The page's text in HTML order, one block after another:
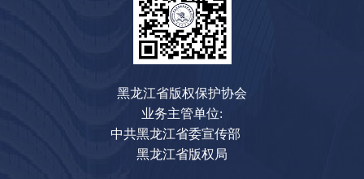
黑龙江省版权保护协会
业务主管单位:
中共黑龙江省委宣传部
黑龙江省版权局